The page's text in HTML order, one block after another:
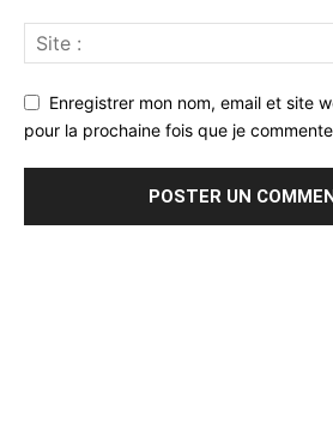
Enregistrer mon nom, email et site
pour la prochaine fois que je